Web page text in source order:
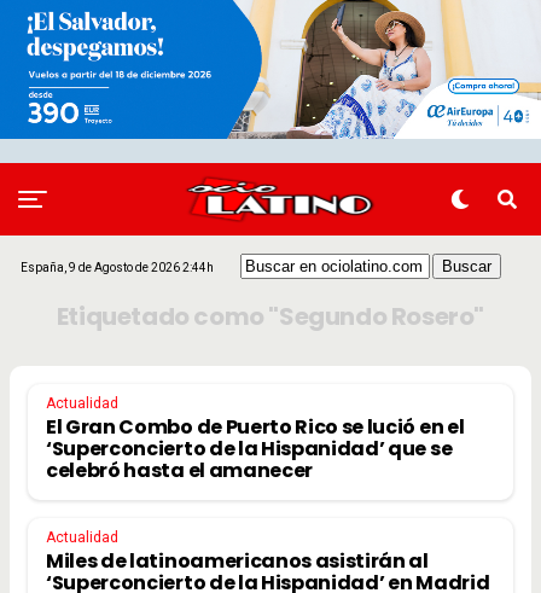
España, 9 de Agosto de 2026 2:44h
Etiquetado como "Segundo Rosero"
Actualidad
El Gran Combo de Puerto Rico se lució en el
‘Superconcierto de la Hispanidad’ que se
celebró hasta el amanecer
Actualidad
Miles de latinoamericanos asistirán al
‘Superconcierto de la Hispanidad’ en Madrid